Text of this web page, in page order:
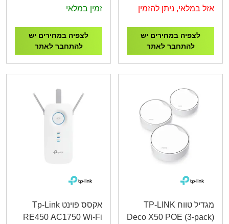
WiFi 6 Extender
אזל במלאי, ניתן להזמין
לצפיה במחירים יש
להתחבר לאתר
AX1800 Whole Home
זמין במלאי
לצפיה במחירים יש
להתחבר לאתר
מגדיל טווח TP-LINK
Deco X50 POE (3-pack)
אקסס פוינט Tp-Link
RE450 AC1750 Wi-Fi